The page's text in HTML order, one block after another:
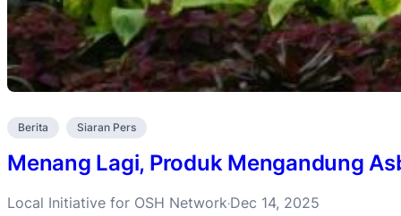
Berita Siaran Pers
Menang Lagi, Produk Mengandung
Local Initiative for OSH Network·Dec 14, 2025